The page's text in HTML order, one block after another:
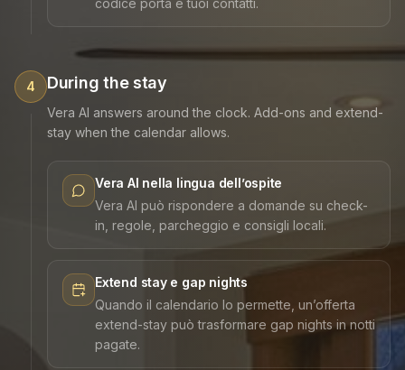
codice porta e tuoi contatti.
4 During the stay
Vera AI answers around the clock. Add-ons and extend-
stay when the calendar allows.
Vera AI nella lingua dell’ospite
Vera AI può rispondere a domande su check-
in, regole, parcheggio e consigli locali.
Extend stay e gap nights
Quando il calendario lo permette, un’offerta
extend-stay può trasformare gap nights in notti
pagate.